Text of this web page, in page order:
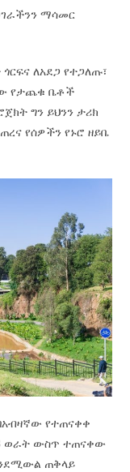
ማሳመር
ለአደጋ የተጋለጡ፣
የታጨቁ ቤቶች
ግን ይህንን ታሪክ
የሰዎችን የኑሮ ዘይቤ
የተጠናቀቀ
ወራት ውስጥ ተጠናቀው
ጠቅላይ